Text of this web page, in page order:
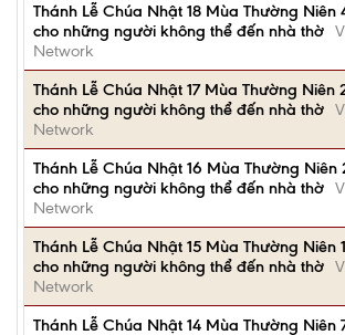
Thánh Lễ Chúa Nhật 18 Mùa Thường
cho những người không thể đến nhà thờ
Network
Thánh Lễ Chúa Nhật 17 Mùa Thường
cho những người không thể đến nhà thờ
Network
Thánh Lễ Chúa Nhật 16 Mùa Thường
cho những người không thể đến nhà thờ
Network
Thánh Lễ Chúa Nhật 15 Mùa Thường
cho những người không thể đến nhà thờ
Network
Thánh Lễ Chúa Nhật 14 Mùa Thường